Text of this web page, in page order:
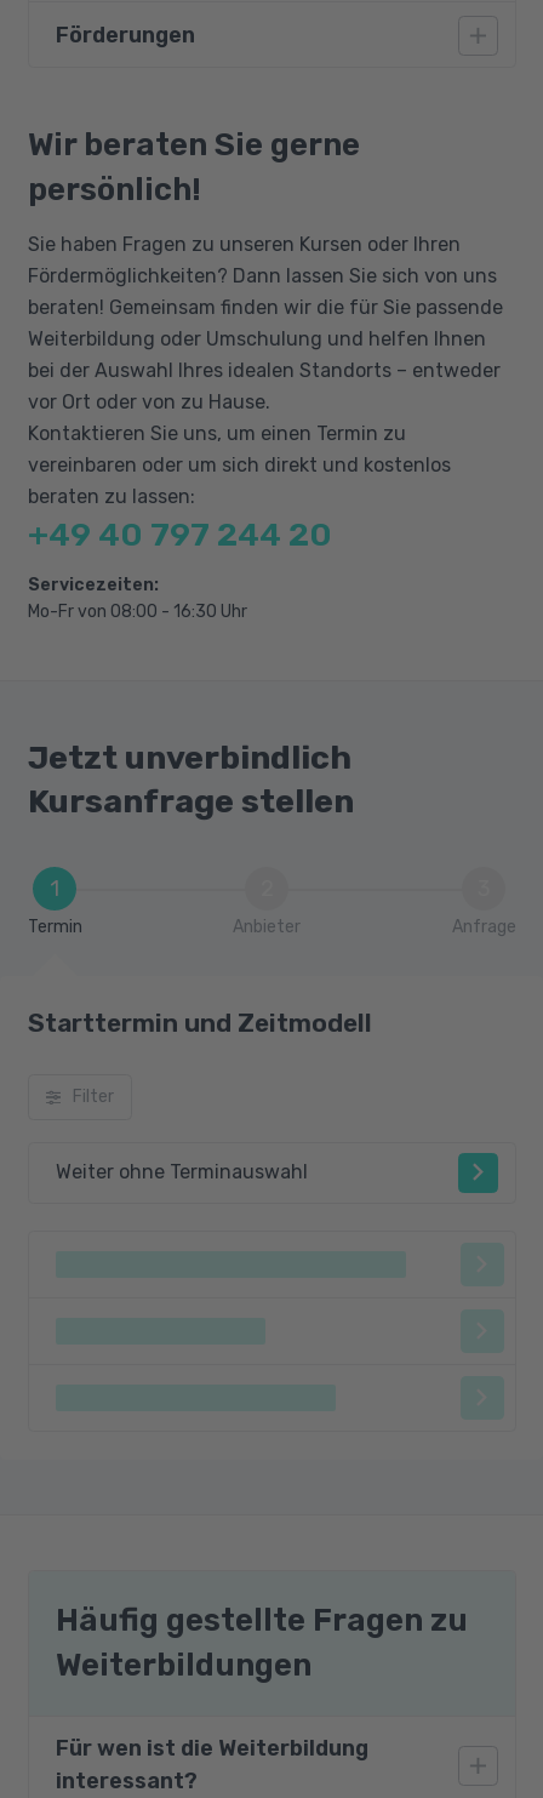
Bildverwaltung mit der Adobe®-Bridge
Masken und Stile
Transformieren
Retusche
Bildkorrekturen
Filter und Effekte
Ein sicherer Umgang mit dem PC, räumliches
Grundvoraussetzungen für diesen Kurs.
Förderungen
Qualifizierungschancengesetz
Berufliche Rehabilitation
Wir beraten Sie gerne
persönlich!
Sie haben Fragen zu unseren Kursen oder Ihren
Fördermöglichkeiten? Dann lassen Sie sich von uns
beraten! Gemeinsam finden wir die für Sie passende
Weiterbildung oder Umschulung und helfen Ihnen
bei der Auswahl Ihres idealen Standorts – entweder
vor Ort oder von zu Hause.
Kontaktieren Sie uns, um einen Termin zu
vereinbaren oder um sich direkt und kostenlos
beraten zu lassen:
+49 40 797 244 20
Servicezeiten:
Mo-Fr von 08:00 - 16:30 Uhr
Jetzt unverbindlich
Kursanfrage stellen
1
Termin Anbieter Anfrage
Starttermin und Zeitmodell
Filter
Weiter ohne Terminauswahl
Häufig gestellte Fragen zu
Weiterbildungen
Für wen ist die Weiterbildung
interessant?